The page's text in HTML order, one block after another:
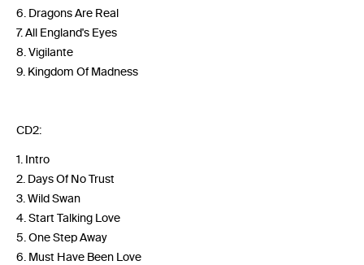
6. Dragons Are Real
7. All England's Eyes
8. Vigilante
9. Kingdom Of Madness
CD2:
1. Intro
2. Days Of No Trust
3. Wild Swan
4. Start Talking Love
5. One Step Away
6. Must Have Been Love